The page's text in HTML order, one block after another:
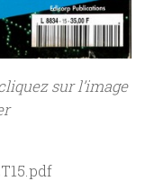
sur l’image